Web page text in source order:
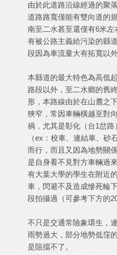
由於此道路沿線經過的聚
道路路寬僅能有雙向道的
南至二水甚至還僅有6米
有被公路主義給污染的縣
段因為車流量大有拓寬以外
本縣道的最大特色為高低
路段以外，至二水鄉的舊
形，本路線由於在山麓之
狹窄，常因車輛橫越至對
禍，尤其是彰化（台1岔
（ex：校車、連結車、砂
而行，而且又因為地勢關
是自身看不見對方車輛過
有大葉大學的學生在附近
車，閃避不及造成慘死輪
段拍攝過（可參考下方的
不只是交通常險象環生，
雨勢過大，部分地勢低窪
是阻擋不了。